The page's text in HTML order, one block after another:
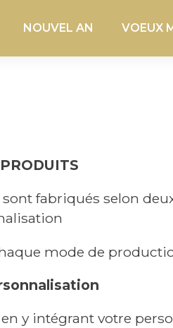
NOUVEL AN VOEUX
fabriqués selon
mode de
y intégrant votre